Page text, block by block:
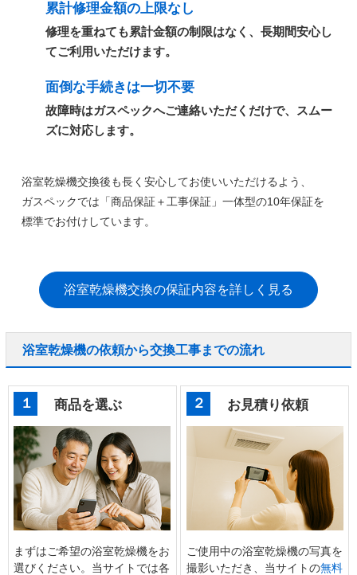
累計修理金額の上限なし
修理を重ねても累計金額の制限はなく、長期間安心し
てご利用いただけます。
面倒な手続きは一切不要
故障時はガスペックへご連絡いただくだけで、スムー
ズに対応します。
浴室乾燥機交換後も長く安心してお使いいただけるよう、
ガスペックでは 「商品保証＋工事保証」一体型の10年保証を
標準でお付けしています。
浴室乾燥機交換の保証内容を詳しく見る
浴室乾燥機の依頼から交換工事までの流れ
１ 商品を選ぶ
まずはご希望の浴室乾燥機をお
選びください。当サイトでは各
２ お見積り依頼
ご使用中の浴室乾燥機の写真を
撮影いただき、当サイトの無料